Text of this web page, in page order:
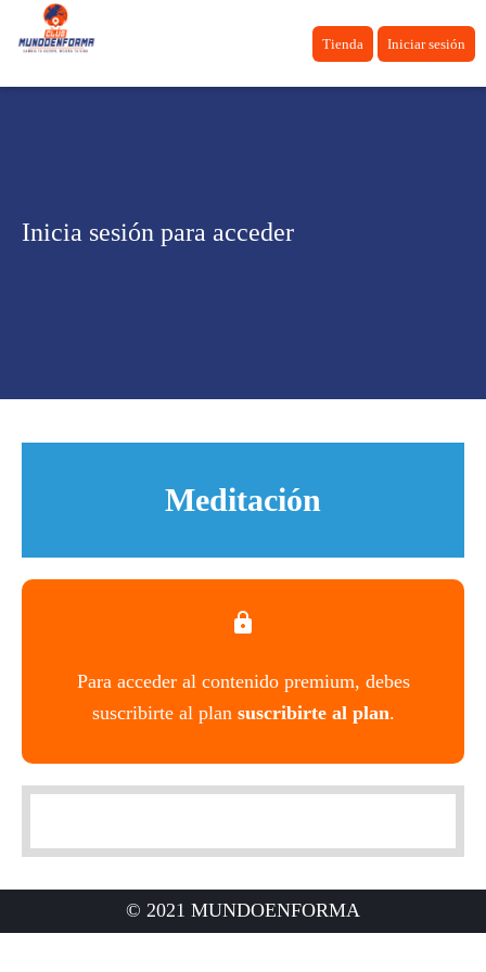
Tienda Iniciar sesión
Inicia sesión para acceder
Meditación
Para acceder al contenido premium, debes
suscribirte al plan suscribirte al plan.
© 2021 MUNDOENFORMA